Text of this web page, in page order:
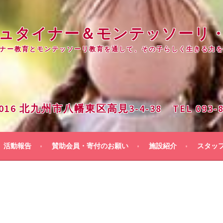
タイナー＆モンテッソーリ
ー教育とモンテッソーリ教育を通して、その子らしく生きる力
北九州市八幡東区高見3-4-38 TEL 093-
活動報告 賛助会員・寄付のお願い 施設紹介 スタッ